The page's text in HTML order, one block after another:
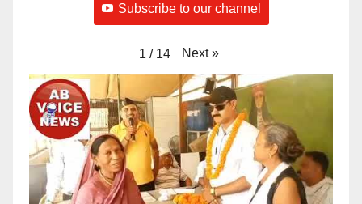
Subscribe to our channel
1 / 14 Next »